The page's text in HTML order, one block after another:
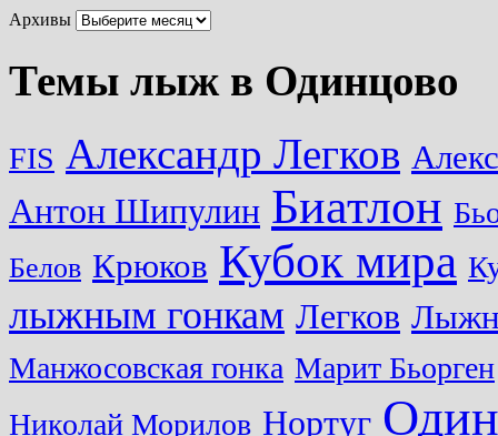
Архивы
Темы лыж в Одинцово
FIS Александр Легков
Антон Шипулин Биатлон
Белов Крюков Кубок мира
лыжным гонкам Легков
Манжосовская гонка Марит Бьорген
Николай Морилов Нортуг